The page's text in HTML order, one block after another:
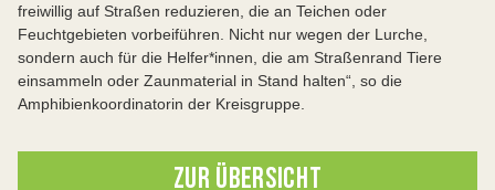
freiwillig auf Straßen reduzieren, die an Teichen oder
Feuchtgebieten vorbeiführen. Nicht nur wegen der Lurche,
sondern auch für die Helfer*innen, die am Straßenrand Tiere
einsammeln oder Zaunmaterial in Stand halten“, so die
Amphibienkoordinatorin der Kreisgruppe.
ZUR ÜBERSICHT